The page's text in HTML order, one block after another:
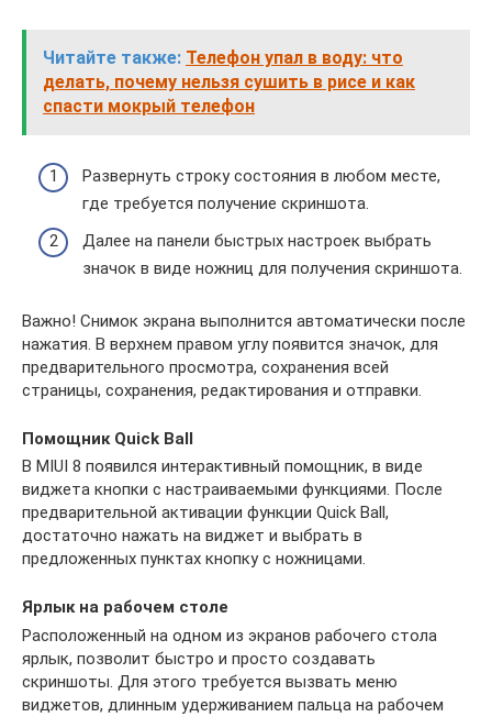
Читайте также: Телефон упал в воду: что
делать, почему нельзя сушить в рисе и как
спасти мокрый телефон
Развернуть строку состояния в любом месте,
где требуется получение скриншота.
Далее на панели быстрых настроек выбрать
значок в виде ножниц для получения скриншота.
Важно! Снимок экрана выполнится автоматически после
нажатия. В верхнем правом углу появится значок, для
предварительного просмотра, сохранения всей
страницы, сохранения, редактирования и отправки.
Помощник Quick Ball
В MIUI 8 появился интерактивный помощник, в виде
виджета кнопки с настраиваемыми функциями. После
предварительной активации функции Quick Ball,
достаточно нажать на виджет и выбрать в
предложенных пунктах кнопку с ножницами.
Ярлык на рабочем столе
Расположенный на одном из экранов рабочего стола
ярлык, позволит быстро и просто создавать
скриншоты. Для этого требуется вызвать меню
виджетов, длинным удерживанием пальца на рабочем